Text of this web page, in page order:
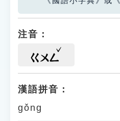
注音：
ㄍㄨㄥ
漢語拼音：
gǒng